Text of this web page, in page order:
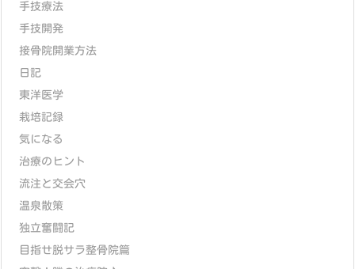
手技療法
手技開発
接骨院開業方法
日記
東洋医学
栽培記録
気になる
治療のヒント
流注と交会穴
温泉散策
独立奮闘記
目指せ脱サラ整骨院篇